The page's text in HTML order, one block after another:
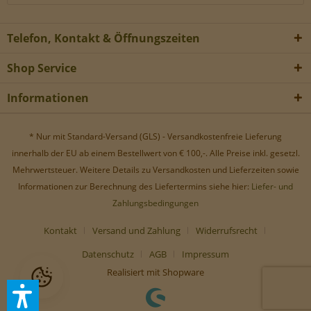
Telefon, Kontakt & Öffnungszeiten
Shop Service
Informationen
* Nur mit Standard-Versand (GLS) - Versandkostenfreie Lieferung
innerhalb der EU ab einem Bestellwert von € 100,-. Alle Preise inkl. gesetzl.
Mehrwertsteuer. Weitere Details zu Versandkosten und Lieferzeiten sowie
Informationen zur Berechnung des Liefertermins siehe hier: Liefer- und
Zahlungsbedingungen
Kontakt Versand und Zahlung
Widerrufsrecht
Datenschutz
AGB
Impressum
Realisiert mit Shopware